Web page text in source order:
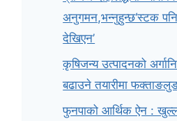
अनुगमन,भन्नुहुन्छ‘स्टक
देखिएन’
कृषिजन्य उत्पादनको
बढाउने तयारीमा
फुनपाको आर्थिक ऐन :